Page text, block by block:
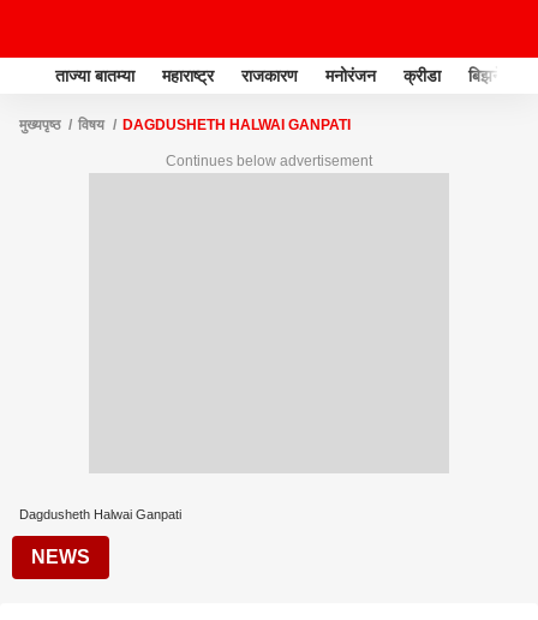
ताज्या बातम्या महाराष्ट्र राजकारण मनोरंजन क्रीडा बिझनेस
मुख्यपृष्ठ विषय DAGDUSHETH HALWAI GANPATI
Continues below advertisement
Dagdusheth Halwai Ganpati
NEWS